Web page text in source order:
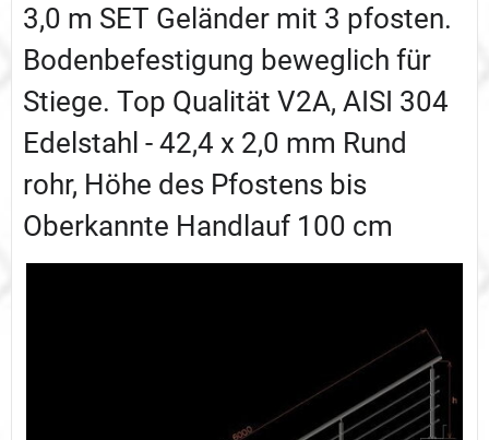
3,0 m SET Geländer mit 3 pfosten.
Bodenbefestigung beweglich für
Stiege. Top Qualität V2A, AISI 304
Edelstahl - 42,4 x 2,0 mm Rund
rohr, Höhe des Pfostens bis
Oberkannte Handlauf 100 cm